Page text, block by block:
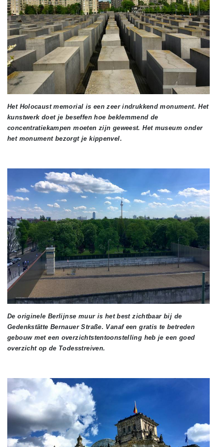
Het Holocaust memorial is een zeer indrukkend monument. Het
kunstwerk doet je beseffen hoe beklemmend de
concentratiekampen moeten zijn geweest. Het museum onder
het monument bezorgt je kippenvel.
De originele Berlijnse muur is het best zichtbaar bij de
Gedenkstätte Bernauer Straße. Vanaf een gratis te betreden
gebouw met een overzichtstentoonstelling heb je een goed
overzicht op de Todesstreiven.